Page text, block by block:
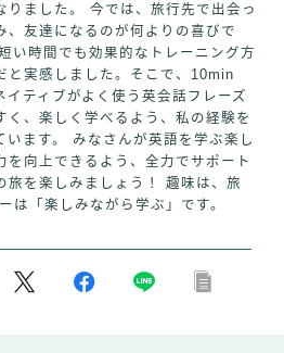
りました。 今では、旅行先で出会っ
、友達になるのが何よりの喜びで
い時間でも効果的なトレーニング方
と実感しました。そこで、10min
ティブがよく使う英会話フレーズ
く、楽しく学べるよう、私の経験を
います。 みなさんが英語を学ぶ楽し
を向上できるよう、全力でサポート
旅を楽しみましょう！ 趣味は、旅
は「楽しみながら学ぶ」です。